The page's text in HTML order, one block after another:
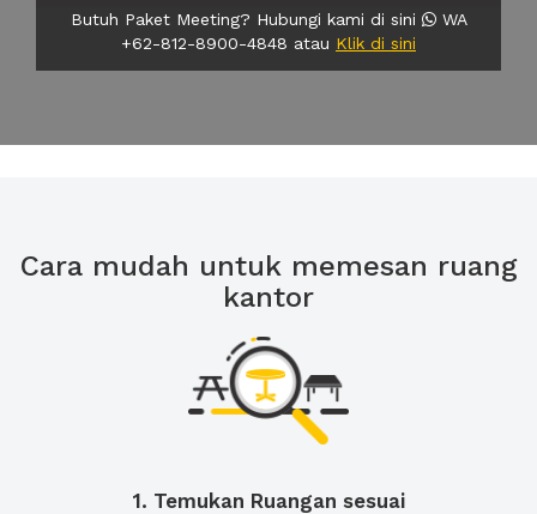
Butuh Paket Meeting? Hubungi kami di sini
WA
+62-812-8900-4848 atau Klik di sini
Cara mudah untuk memesan ruang
kantor
1. Temukan Ruangan sesuai